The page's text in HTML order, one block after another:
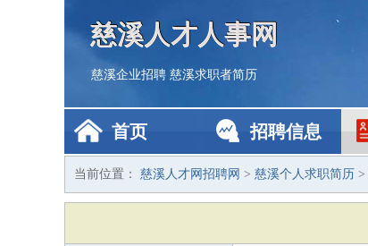
慈溪人才人事网
慈溪企业招聘 慈溪求职者简历
首页 招聘信息
当前位置： 慈溪人才网招聘网 > 慈溪个人求职简历 >